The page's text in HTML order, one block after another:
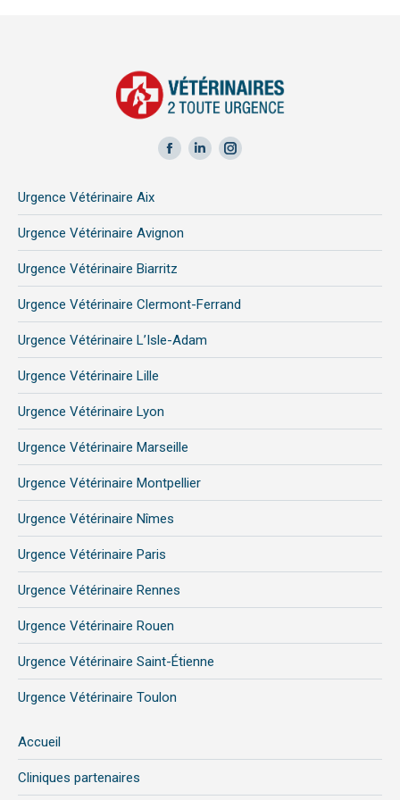
Facebook
in
new
window
LinkedIn
new
Instagram
new
Urgence Vétérinaire Aix
Urgence Vétérinaire Avignon
Urgence Vétérinaire Biarritz
Urgence Vétérinaire Clermont-Ferrand
Urgence Vétérinaire L’Isle-Adam
Urgence Vétérinaire Lille
Urgence Vétérinaire Lyon
Urgence Vétérinaire Marseille
Urgence Vétérinaire Montpellier
Urgence Vétérinaire Nîmes
Urgence Vétérinaire Paris
Urgence Vétérinaire Rennes
Urgence Vétérinaire Rouen
Urgence Vétérinaire Saint-Étienne
Urgence Vétérinaire Toulon
Accueil
Cliniques partenaires